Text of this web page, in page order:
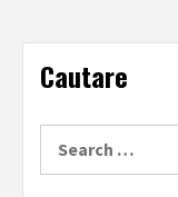
Cautare
for: